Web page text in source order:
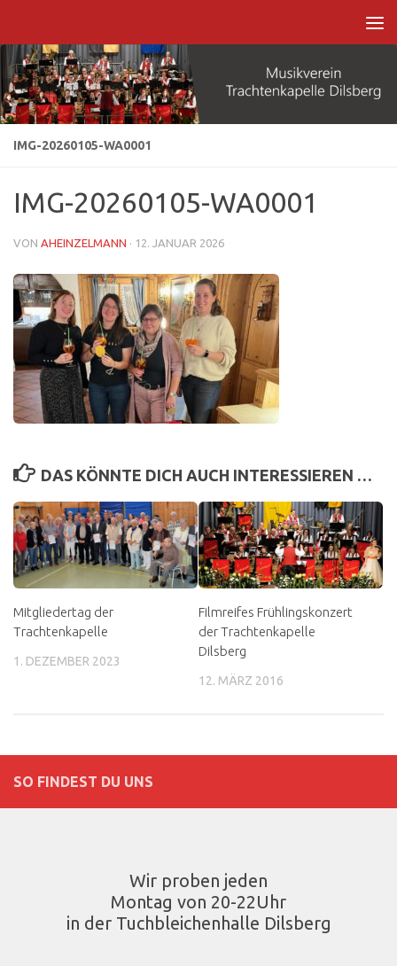
IMG-20260105-WA0001
IMG-20260105-WA0001
VON AHEINZELMANN · 12. JANUAR 2026
DAS KÖNNTE DICH AUCH INTERESSIEREN …
Mitgliedertag der
Trachtenkapelle
1. DEZEMBER 2023
Filmreifes Frühlingskonzert
der Trachtenkapelle
Dilsberg
12. MÄRZ 2016
SO FINDEST DU UNS
Wir proben jeden
Montag von 20-22Uhr
in der Tuchbleichenhalle Dilsberg